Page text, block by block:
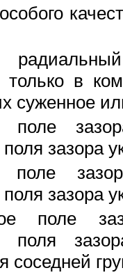
только в
суженное
зазора
зазора
поле
поля
соседней